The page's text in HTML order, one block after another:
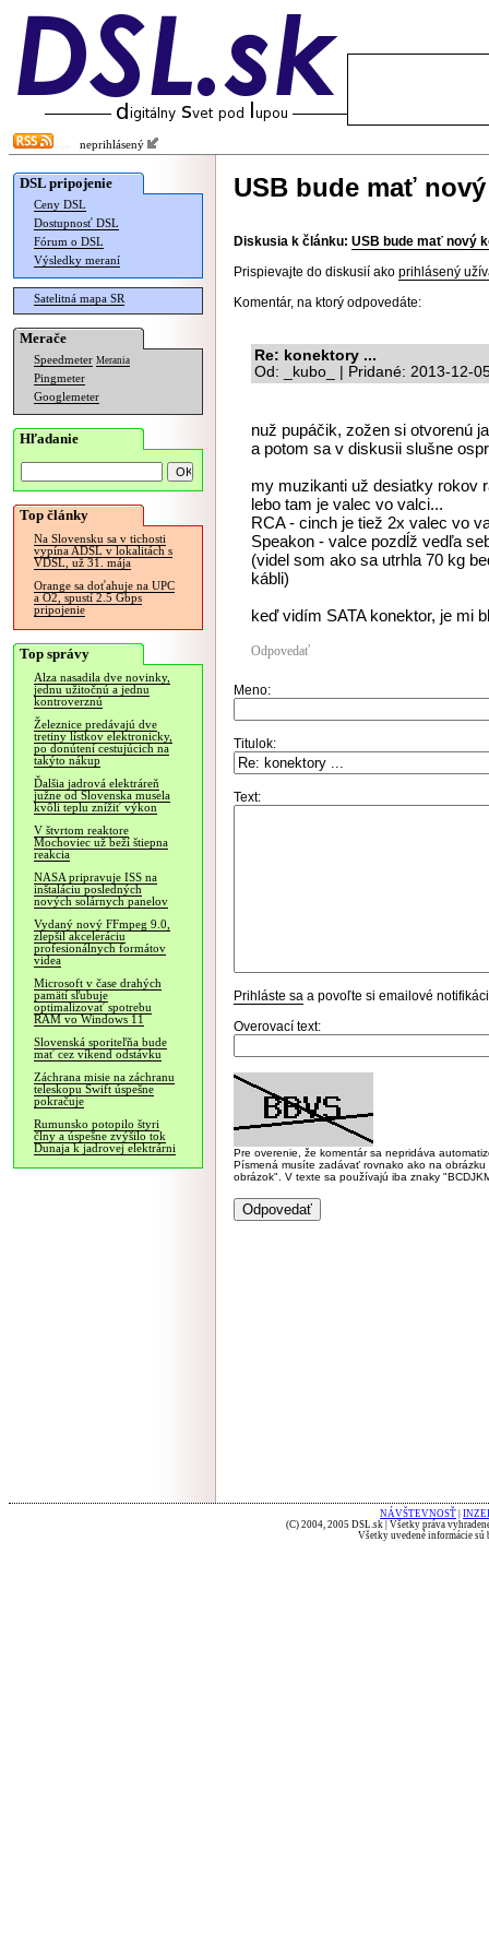
neprihlásený
DSL pripojenie
Ceny DSL
Dostupnosť DSL
Fórum o DSL
Výsledky meraní
Satelitná mapa SR
Merače
Speedmeter Merania
Pingmeter
Googlemeter
Hľadanie
Top články
Na Slovensku sa v tichosti
vypína ADSL v lokalitách s
VDSL, už 31. mája
Orange sa doťahuje na UPC
a O2, spustí 2.5 Gbps
pripojenie
Top správy
Alza nasadila dve novinky,
jednu užitočnú a jednu
kontroverznú
Železnice predávajú dve
tretiny lístkov elektronicky,
po donútení cestujúcich na
takýto nákup
Ďalšia jadrová elektráreň
južne od Slovenska musela
kvôli teplu znížiť výkon
V štvrtom reaktore
Mochoviec už beží štiepna
reakcia
NASA pripravuje ISS na
inštaláciu posledných
nových solárnych panelov
Vydaný nový FFmpeg 9.0,
zlepšil akceleráciu
profesionálnych formátov
videa
Microsoft v čase drahých
pamätí sľubuje
optimalizovať spotrebu
RAM vo Windows 11
Slovenská sporiteľňa bude
mať cez víkend odstávku
Záchrana misie na záchranu
teleskopu Swift úspešne
pokračuje
Rumunsko potopilo štyri
člny a úspešne zvýšilo tok
Dunaja k jadrovej elektrárni
USB bude mať
Diskusia k článku: USB bude mať nový
Prispievajte do diskusií ako prihlásený
Komentár, na ktorý odpovedáte:
Re: konektory ...
Od: _kubo_ | Pridané: 2013-12-
nuž pupáčik, zožen si otvorenú
a potom sa v diskusii slušne
my muzikanti už desiatky rokov
lebo tam je valec vo valci...
RCA - cinch je tiež 2x valec vo
Speakon - valce pozdĺž vedľa
(videl som ako sa utrhla 70 kg
kábli)
keď vidím SATA konektor, je mi
Odpovedať
Meno:
Titulok:
Text:
Prihláste sa a povoľte si emailové
Overovací text:
Pre overenie, že komentár sa nepridáva
Písmená musíte zadávať rovnako ako na
obrázok". V texte sa používajú iba znaky
NÁVŠTEVNOSŤ
(C) 2004, 2005 DSL.sk | Všetky práva
Všetky uvedené informácie sú